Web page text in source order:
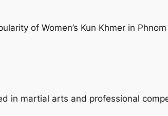
of Women’s Kun Khmer in
in martial arts and professional